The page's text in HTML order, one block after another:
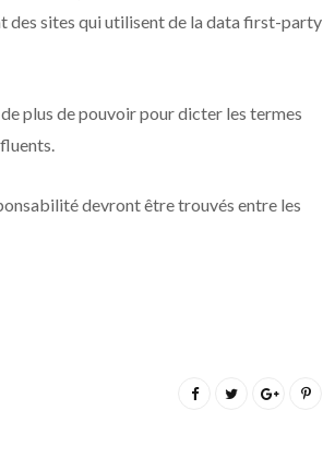
des sites qui utilisent de la data first-party
plus de pouvoir pour dicter les termes
devront être trouvés entre les